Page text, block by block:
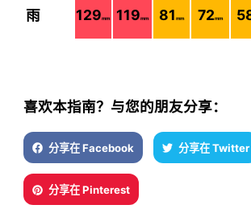
雨 129mm 119mm 81 mm 72mm
喜欢本指南？与您的朋友分享：
分享在 Facebook 分享在 Twitter
分享在 Pinterest